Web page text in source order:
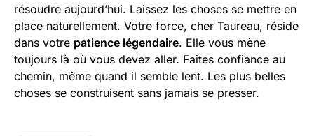
résoudre aujourd’hui. Laissez les choses se mettre en
place naturellement. Votre force, cher Taureau, réside
dans votre patience légendaire. Elle vous mène
toujours là où vous devez aller. Faites confiance au
chemin, même quand il semble lent. Les plus belles
choses se construisent sans jamais se presser.